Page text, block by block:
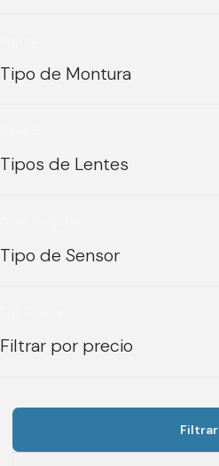
Tipo de Montura
Tipos de Lentes
Tipo de Sensor
Filtrar por precio
Filtrar